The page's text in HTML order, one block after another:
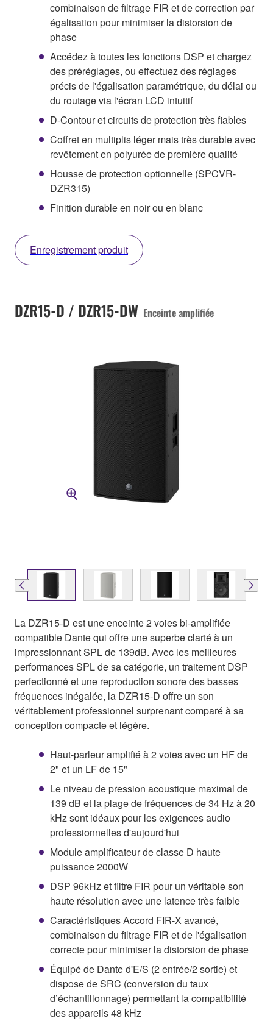
combinaison de filtrage FIR et de correction par
égalisation pour minimiser la distorsion de
phase
Accédez à toutes les fonctions DSP et chargez
des préréglages, ou effectuez des réglages
précis de l'égalisation paramétrique, du délai ou
du routage via l'écran LCD intuitif
D-Contour et circuits de protection très fiables
Coffret en multiplis léger mais très durable avec
revêtement en polyurée de première qualité
Housse de protection optionnelle (SPCVR-
DZR315)
Finition durable en noir ou en blanc
Enregistrement produit
DZR15-D / DZR15-DW Enceinte amplifiée
La DZR15-D est une enceinte 2 voies bi-amplifiée
compatible Dante qui offre une superbe clarté à un
impressionnant SPL de 139dB. Avec les meilleures
performances SPL de sa catégorie, un traitement DSP
perfectionné et une reproduction sonore des basses
fréquences inégalée, la DZR15-D offre un son
véritablement professionnel surprenant comparé à sa
conception compacte et légère.
Haut-parleur amplifié à 2 voies avec un HF de
2" et un LF de 15"
Le niveau de pression acoustique maximal de
139 dB et la plage de fréquences de 34 Hz à 20
kHz sont idéaux pour les exigences audio
professionnelles d'aujourd'hui
Module amplificateur de classe D haute
puissance 2000W
DSP 96kHz et filtre FIR pour un véritable son
haute résolution avec une latence très faible
Caractéristiques Accord FIR-X avancé,
combinaison du filtrage FIR et de l'égalisation
correcte pour minimiser la distorsion de phase
Équipé de Dante d'E/S (2 entrée/2 sortie) et
dispose de SRC (conversion du taux
d’échantillonnage) permettant la compatibilité
des appareils 48 kHz